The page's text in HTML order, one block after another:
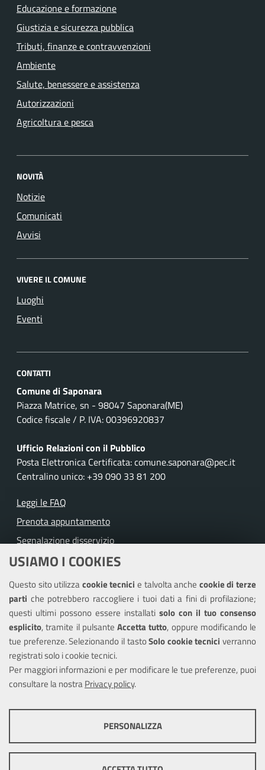
USIAMO I COOKIES
Questo sito utilizzacookie tecnicie talvolta anche cookie di terze
parti che potrebbero raccogliere i tuoi dati a fini di profilazione;
questi ultimi possono essere installati solo con il tuo consenso
esplicito, tramite il pulsante Accetta tutto, oppure modificando le
tue preferenze. Selezionando il tastoSolo cookie tecnici verranno
registrati solo i cookie tecnici.
Per maggiori informazioni e per modificare le tue preferenze, puoi
consultare la nostraPrivacy policy.
PERSONALIZZA
Educazione e formazione
Giustizia e sicurezza pubblica
Tributi, finanze e contravvenzioni
Ambiente
Salute, benessere e assistenza
Autorizzazioni
Agricoltura e pesca
NOVITÀ
Notizie
Comunicati
Avvisi
VIVERE IL COMUNE
Luoghi
Eventi
CONTATTI
Comune di Saponara
Piazza Matrice, sn - 98047 Saponara(ME)
Codice fiscale / P. IVA: 00396920837
Ufficio Relazioni con il Pubblico
Posta Elettronica Certificata: comune.saponara@pec.it
Centralino unico: +39 090 33 81 200
Leggi le FAQ
Prenota appuntamento
Segnalazione disservizio
Richiesta assistenza
Amministrazione trasparente
Informativa privacy
Note legali
Piano di miglioramento del sito
Dichiarazione di accessibilità